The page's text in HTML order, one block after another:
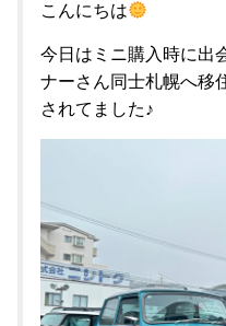
こんにちは
今日はミニ購入時に出
ナーさん同士札幌へ移
されてました♪